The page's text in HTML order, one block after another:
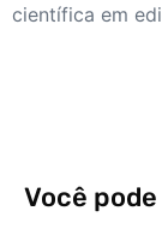
científica em
Você